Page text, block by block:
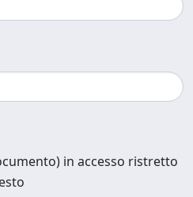
in accesso ristretto